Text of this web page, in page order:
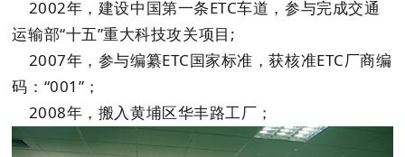
2002年，建设中国第一条ETC车道，参与完成交通
运输部“十五”重大科技攻关项目;
2007年，参与编纂ETC国家标准，获核准ETC厂商编
码：“001”；
2008年，搬入黄埔区华丰路工厂；